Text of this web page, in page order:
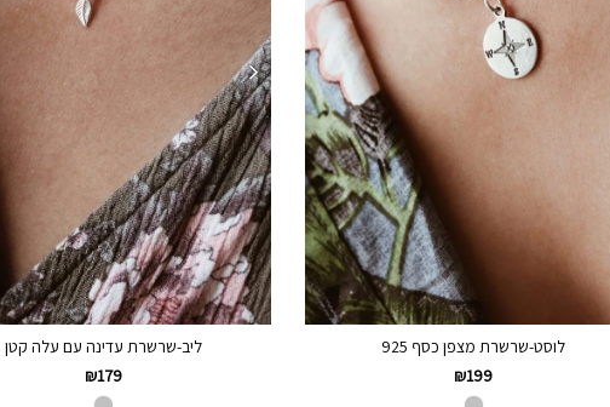
לוסט-שרשרת מצפן כסף 925
₪199
ליב-שרשרת עדינה עם עלה קטן
₪179